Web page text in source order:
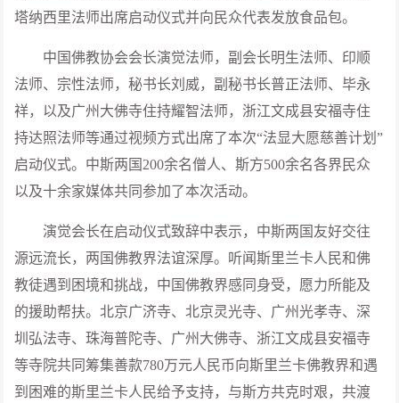
塔纳西里法师出席启动仪式并向民众代表发放食品包。
中国佛教协会会长演觉法师，副会长明生法师、印顺
法师、宗性法师，秘书长刘威，副秘书长普正法师、毕永
祥，以及广州大佛寺住持耀智法师，浙江文成县安福寺住
持达照法师等通过视频方式出席了本次“法显大愿慈善计划”
启动仪式。中斯两国200余名僧人、斯方500余名各界民众
以及十余家媒体共同参加了本次活动。
演觉会长在启动仪式致辞中表示，中斯两国友好交往
源远流长，两国佛教界法谊深厚。听闻斯里兰卡人民和佛
教徒遇到困境和挑战，中国佛教界感同身受，愿力所能及
的援助帮扶。北京广济寺、北京灵光寺、广州光孝寺、深
圳弘法寺、珠海普陀寺、广州大佛寺、浙江文成县安福寺
等寺院共同筹集善款780万元人民币向斯里兰卡佛教界和遇
到困难的斯里兰卡人民给予支持，与斯方共克时艰，共渡